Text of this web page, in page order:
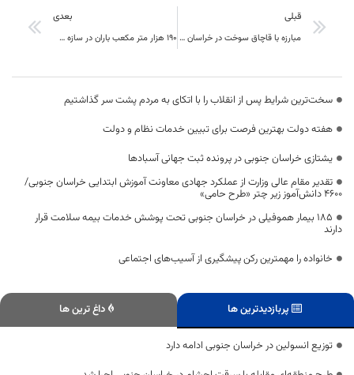
قبلی
مبارزه با قاچاق سوخت در خراسان جنوبی اولویت دارد
بعدی
۱۹۰ هزار متر مکعب باران در سازه های آبخیزداری خوسف جمع آوری و استحصال شد
سخت‌ترین شرایط پس از انقلاب را با اتکای به مردم پشت سر گذاشتیم
هفته دولت بهترین فرصت برای تبیین خدمات نظام و دولت
یشتازی خراسان جنوبی در پرونده ثبت جهانی آسبادها
تقدیر مقام عالی وزارت از عملکرد جهادی معاونت آموزش ابتدایی خراسان جنوبی/
۴۶۰۰ دانش‌آموز زیر چتر «طرح حامی»
۱۸۵ بیمار هموفیلی در خراسان جنوبی تحت پوشش خدمات بیمه سلامت قرار
دارند
خانواده را مهمترین رکن پیشگیری از آسیب‌های اجتماعی
پربازدیدترین ها داغ ترین ها
توزیع انسولین در خراسان جنوبی ادامه دارد